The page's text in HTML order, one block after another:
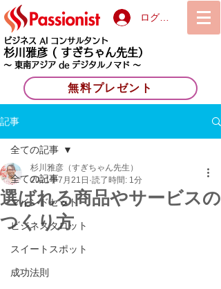
ログイン
ビジネス AI コンサルタント
杉川雅彦 ( すぎちゃん先生）
〜 東南アジア de デジタルノマド 〜
無料プレゼント
記事
全ての記事
マインドセット
ビジネスタロット
スイートスポット
成功法則
全ての記事
選ばれる商品やサービスの
つくり方
杉川雅彦（すぎちゃん先生）
2021年7月21日 読了時間: 1分